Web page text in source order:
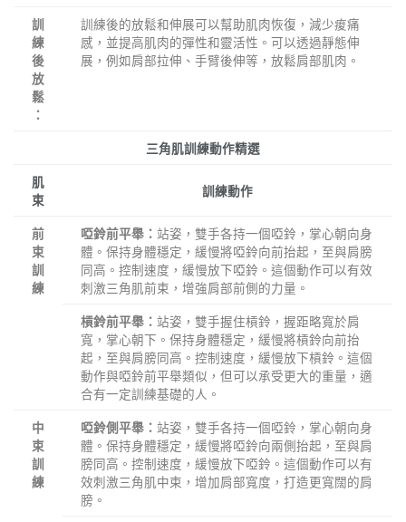
訓
練
後
放
鬆
：
訓練後的放鬆和伸展可以幫助肌肉恢復，減少痠痛
感，並提高肌肉的彈性和靈活性。可以透過靜態伸
展，例如肩部拉伸、手臂後伸等，放鬆肩部肌肉。
三角肌訓練動作精選
肌
束
訓練動作
前
束
訓
練
啞鈴前平舉： 站姿，雙手各持一個啞鈴，掌心朝向身
體。保持身體穩定，緩慢將啞鈴向前抬起，至與肩膀
同高。控制速度，緩慢放下啞鈴。這個動作可以有效
刺激三角肌前束，增強肩部前側的力量。
槓鈴前平舉： 站姿，雙手握住槓鈴，握距略寬於肩
寬，掌心朝下。保持身體穩定，緩慢將槓鈴向前抬
起，至與肩膀同高。控制速度，緩慢放下槓鈴。這個
動作與啞鈴前平舉類似，但可以承受更大的重量，適
合有一定訓練基礎的人。
中
束
訓
練
啞鈴側平舉： 站姿，雙手各持一個啞鈴，掌心朝向身
體。保持身體穩定，緩慢將啞鈴向兩側抬起，至與肩
膀同高。控制速度，緩慢放下啞鈴。這個動作可以有
效刺激三角肌中束，增加肩部寬度，打造更寬闊的肩
膀。